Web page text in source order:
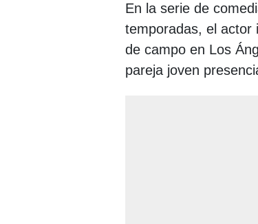
En la serie de
temporadas, el actor
de campo en Los
pareja joven